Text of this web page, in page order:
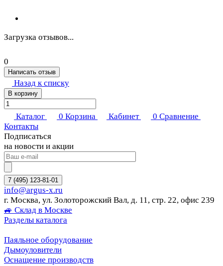
Загрузка отзывов...
0
Написать отзыв
Назад к списку
В корзину
Каталог 0 Корзина Кабинет 0 Сравнение
Контакты
Подписаться
на новости и акции
7 (495) 123-81-01
info@argus-x.ru
г. Москва, ул. Золоторожский Вал, д. 11, стр. 22, офис 239
🚙 Склад в Москве
Разделы каталога
Паяльное оборудование
Дымоуловители
Оснащение производств